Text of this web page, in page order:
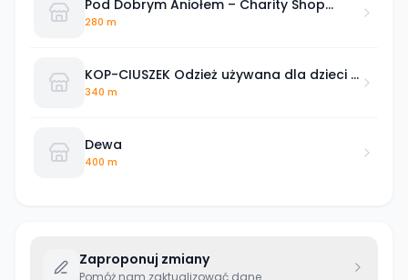
Pod Dobrym Aniołem – Charity Shop
Chorzów
280 m
KOP-CIUSZEK Odzież używana dla dzieci i
dorosłych
340 m
Dewa
400 m
Zaproponuj zmiany
Pomóż nam zaktualizować dane